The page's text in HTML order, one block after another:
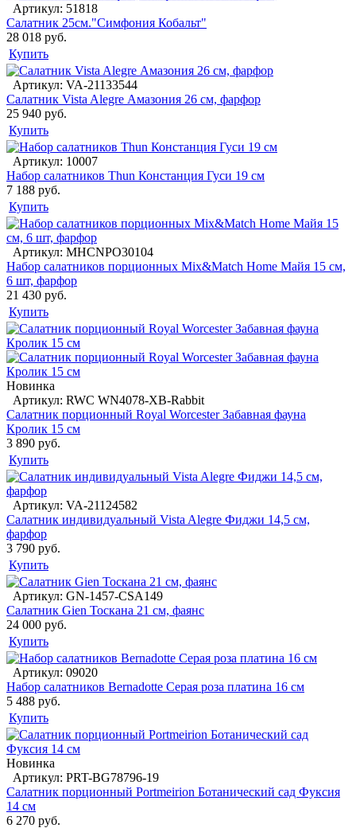
Артикул: 51818
Салатник 25см."Симфония Кобальт"
28 018 руб.
Купить
Артикул: VA-21133544
Салатник Vista Alegre Амазония 26 см, фарфор
25 940 руб.
Купить
Артикул: 10007
Набор салатников Thun Констанция Гуси 19 см
7 188 руб.
Купить
Артикул: MHCNPO30104
Набор салатников порционных Mix&Match Home Майя 15 см,
6 шт, фарфор
21 430 руб.
Купить
Новинка
Артикул: RWC WN4078-XB-Rabbit
Салатник порционный Royal Worcester Забавная фауна
Кролик 15 см
3 890 руб.
Купить
Артикул: VA-21124582
Салатник индивидуальный Vista Alegre Фиджи 14,5 см,
фарфор
3 790 руб.
Купить
Артикул: GN-1457-CSA149
Салатник Gien Тоскана 21 см, фаянс
24 000 руб.
Купить
Артикул: 09020
Набор салатников Bernadotte Серая роза платина 16 см
5 488 руб.
Купить
Новинка
Артикул: PRT-BG78796-19
Салатник порционный Portmeirion Ботанический сад Фуксия
14 см
6 270 руб.